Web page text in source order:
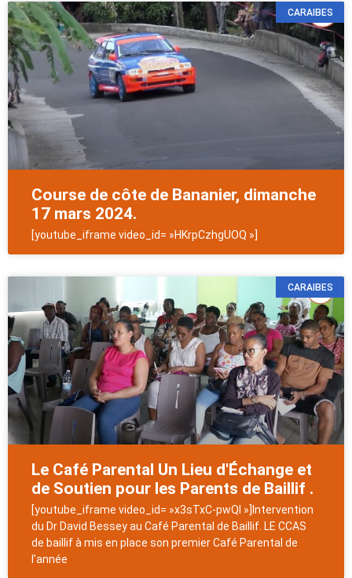
CARAIBES
Course de côte de Bananier, dimanche
17 mars 2024.
[youtube_iframe video_id= »HKrpCzhgUOQ »]
CARAIBES
Le Café Parental Un Lieu d'Échange et
de Soutien pour les Parents de Baillif .
[youtube_iframe video_id= »x3sTxC-pwQI »]Intervention
du Dr David Bessey au Café Parental de Baillif. LE CCAS
de baillif à mis en place son premier Café Parental de
l’année